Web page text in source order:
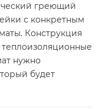
греющий
с конкретным
Конструкция
теплоизоляционные
нужно
будет